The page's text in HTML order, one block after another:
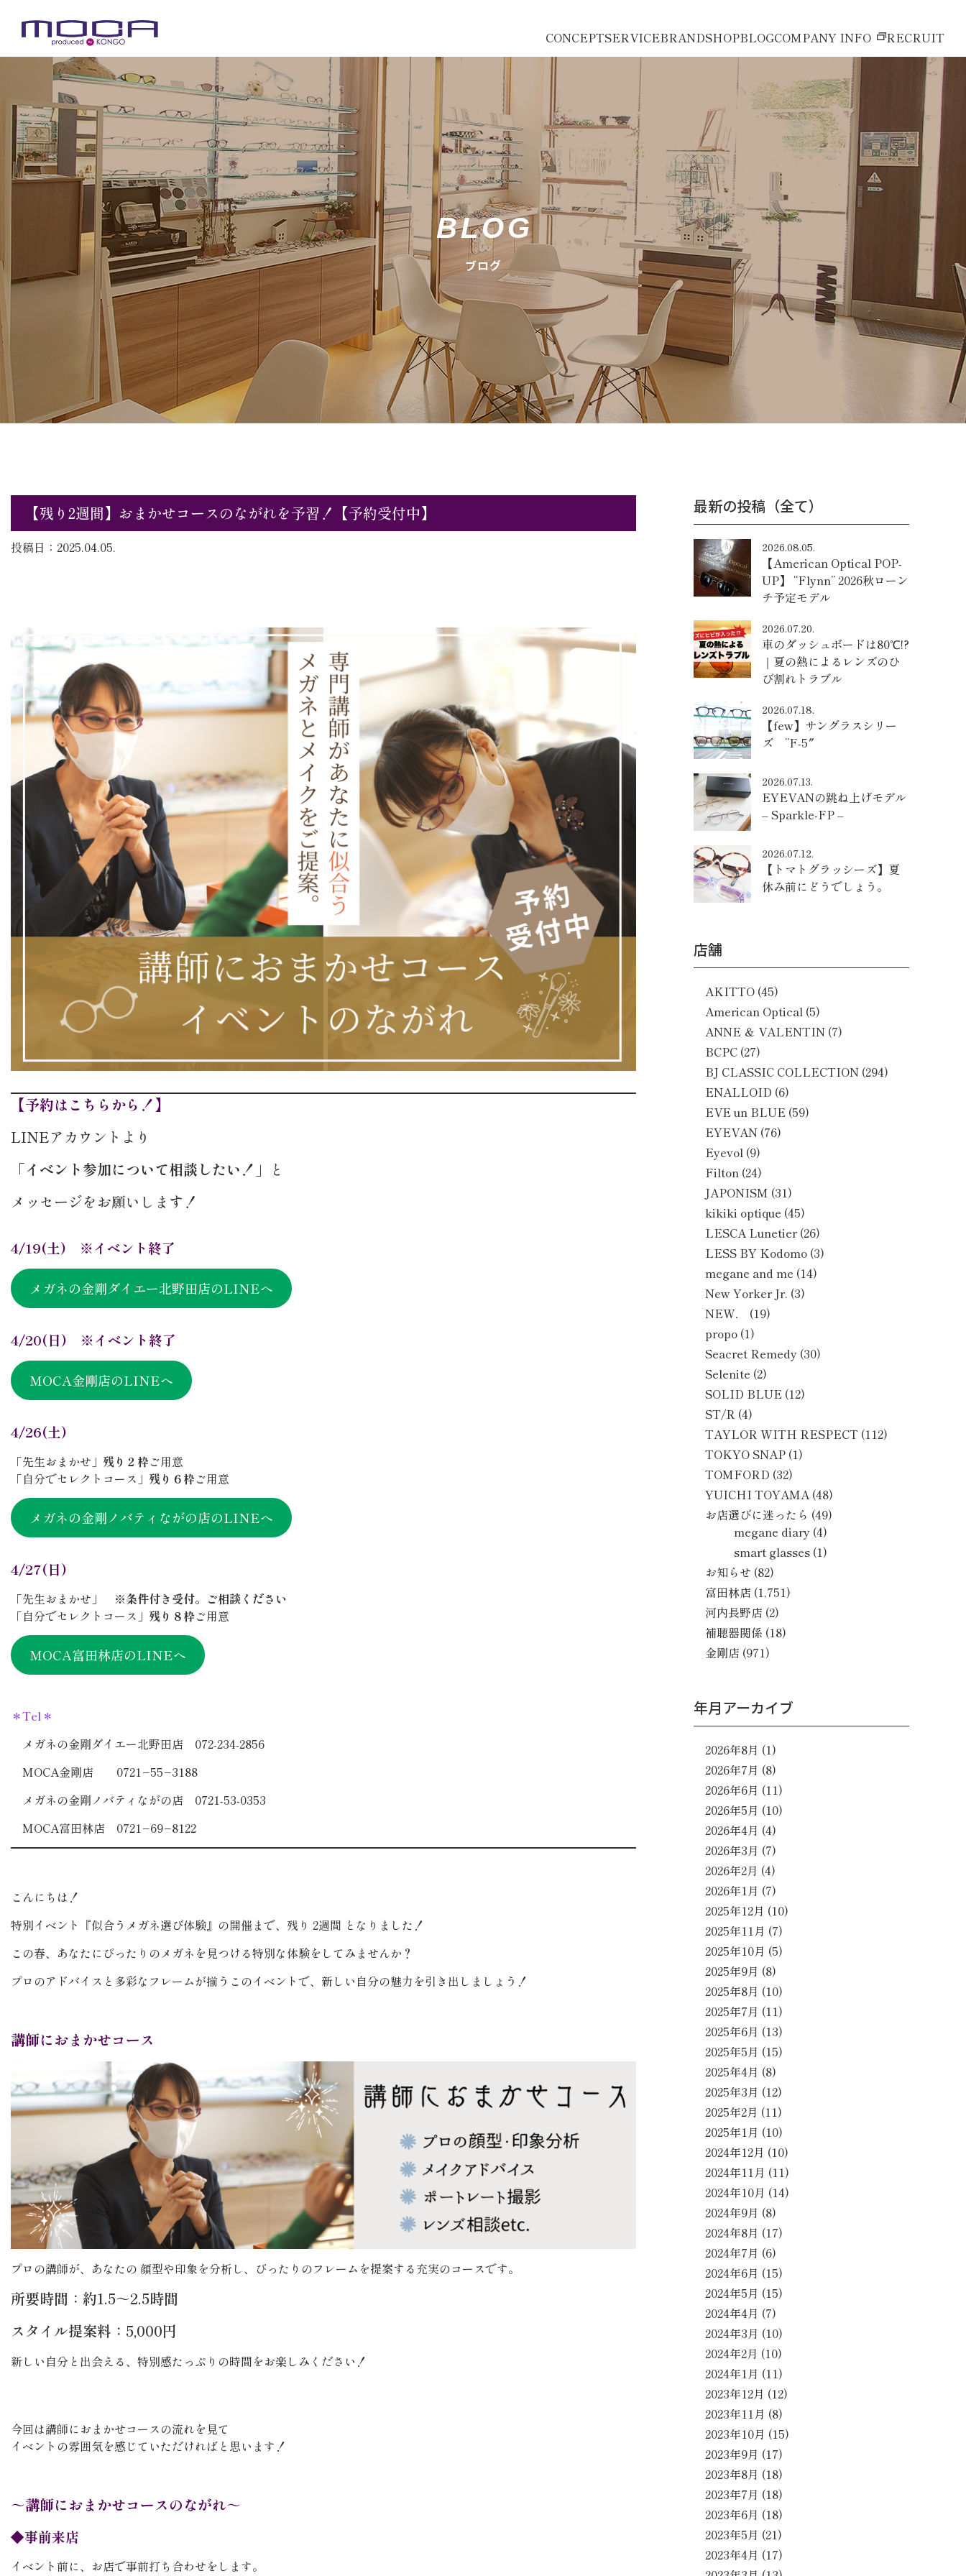
CONCEPTSERVICEBRANDSHOPBLOGCOMPANY INFO RECRUIT
BLOG
ブログ
【残り2週間】おまかせコースのながれを予習！【予約受付中】
投稿日：2025.04.05.
【予約はこちらから！】
LINEアカウントより
「イベント参加について相談したい！」
と
メッセージをお願いします！
4/19(土) ※イベント終了
メガネの金剛ダイエー北野田店のLINEへ
4/20(日) ※イベント終了
MOCA金剛店のLINEへ
4/26(土)
「先生おまかせ」 残り２枠ご用意
「自分でセレクトコース」 残り６枠ご用意
メガネの金剛ノバティながの店のLINEへ
4/27(日)
「先生おまかせ」 ※条件付き受付。ご相談ください
「自分でセレクトコース」 残り８枠ご用意
MOCA富田林店のLINEへ
＊Tel＊
メガネの金剛ダイエー北野田店 072-234-2856
MOCA金剛店 0721−55−3188
メガネの金剛ノバティながの店 0721-53-0353
MOCA富田林店 0721−69−8122
こんにちは！
特別イベント『似合うメガネ選び体験』の開催まで、残り 2週間 となりました！
この春、あなたにぴったりのメガネを見つける特別な体験をしてみませんか？
プロのアドバイスと多彩なフレームが揃うこのイベントで、新しい自分の魅力を引き出しましょう！
講師におまかせコース
プロの講師が、あなたの 顔型や印象を分析し、ぴったりのフレームを提案する充実のコースです。
所要時間：約1.5～2.5時間
スタイル提案料：5,000円
新しい自分と出会える、特別感たっぷりの時間をお楽しみください！
今回は講師におまかせコースの流れを見て
イベントの雰囲気を感じていただければと思います！
～講師におまかせコースのながれ～
◆事前来店
イベント前に、お店で事前打ち合わせをします。
最新の投稿（全て）
2026.08.05.
【American Optical POP-
UP】 “Flynn” 2026秋ローン
チ予定モデル
2026.07.20.
車のダッシュボードは80℃!?
｜夏の熱によるレンズのひ
び割れトラブル
2026.07.18.
【few】サングラスシリー
ズ ”F-5″
2026.07.13.
EYEVANの跳ね上げモデル
– Sparkle-FP –
2026.07.12.
【トマトグラッシーズ】夏
休み前にどうでしょう。
店舗
AKITTO (45)
American Optical (5)
ANNE ＆ VALENTIN (7)
BCPC (27)
BJ CLASSIC COLLECTION (294)
ENALLOID (6)
EVE un BLUE (59)
EYEVAN (76)
Eyevol (9)
Filton (24)
JAPONISM (31)
kikiki optique (45)
LESCA Lunetier(26)
LESS BY Kodomo (3)
megane and me (14)
New Yorker Jr. (3)
NEW．
(19)
propo (1)
Seacret Remedy (30)
Selenite (2)
SOLID BLUE (12)
ST/R (4)
TAYLOR WITH RESPECT (112)
TOKYO SNAP (1)
TOMFORD (32)
YUICHI TOYAMA(48)
お店選びに迷ったら (49)
megane diary (4)
smart glasses (1)
お知らせ (82)
富田林店 (1,751)
河内長野店 (2)
補聴器関係 (18)
金剛店 (971)
年月アーカイブ
2026年8月 (1)
2026年7月 (8)
2026年6月 (11)
2026年5月 (10)
2026年4月 (4)
2026年3月 (7)
2026年2月 (4)
2026年1月 (7)
2025年12月 (10)
2025年11月 (7)
2025年10月 (5)
2025年9月 (8)
2025年8月 (10)
2025年7月 (11)
2025年6月 (13)
2025年5月 (15)
2025年4月 (8)
2025年3月 (12)
2025年2月 (11)
2025年1月 (10)
2024年12月 (10)
2024年11月 (11)
2024年10月 (14)
2024年9月 (8)
2024年8月 (17)
2024年7月 (6)
2024年6月 (15)
2024年5月 (15)
2024年4月 (7)
2024年3月 (10)
2024年2月 (10)
2024年1月 (11)
2023年12月 (12)
2023年11月 (8)
2023年10月 (15)
2023年9月 (17)
2023年8月 (18)
2023年7月 (18)
2023年6月 (18)
2023年5月 (21)
2023年4月 (17)